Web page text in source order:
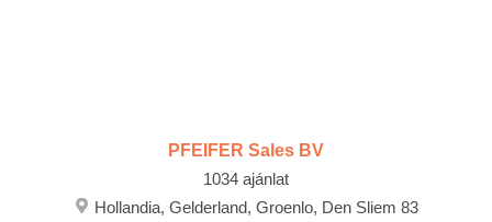
PFEIFER Sales BV
1034 ajánlat
Hollandia, Gelderland, Groenlo, Den Sliem 83